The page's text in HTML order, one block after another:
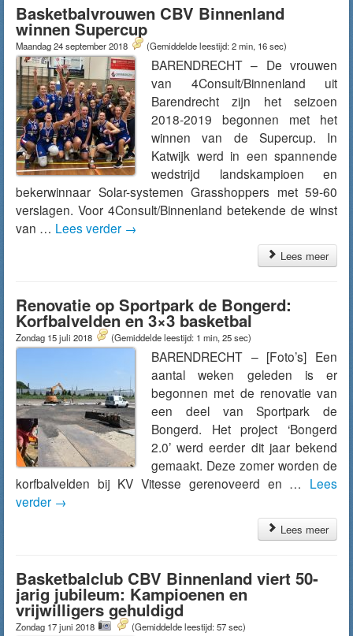
Basketbalvrouwen CBV Binnenland
winnen Supercup
Maandag 24 september 2018 (Gemiddelde leestijd: 2 min, 16 sec)
BARENDRECHT – De vrouwen
van 4Consult/Binnenland uit
Barendrecht zijn het seizoen
2018-2019 begonnen met het
winnen van de Supercup. In
Katwijk werd in een spannende
wedstrijd landskampioen en
bekerwinnaar Solar-systemen Grasshoppers met 59-60
verslagen. Voor 4Consult/Binnenland betekende de winst
van … Lees verder →
Lees meer
Renovatie op Sportpark de Bongerd:
Korfbalvelden en 3×3 basketbal
Zondag 15 juli 2018 (Gemiddelde leestijd: 1 min, 25 sec)
BARENDRECHT – [Foto’s] Een
aantal weken geleden is er
begonnen met de renovatie van
een deel van Sportpark de
Bongerd. Het project ‘Bongerd
2.0’ werd eerder dit jaar bekend
gemaakt. Deze zomer worden de
korfbalvelden bij KV Vitesse gerenoveerd en … Lees
verder →
Lees meer
Basketbalclub CBV Binnenland viert 50-
jarig jubileum: Kampioenen en
vrijwilligers gehuldigd
Zondag 17 juni 2018 (Gemiddelde leestijd: 57 sec)